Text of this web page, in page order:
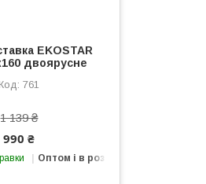
EKOSTAR
двоярусне
761
1 139 ₴
990 ₴
Оптом і в роздріб